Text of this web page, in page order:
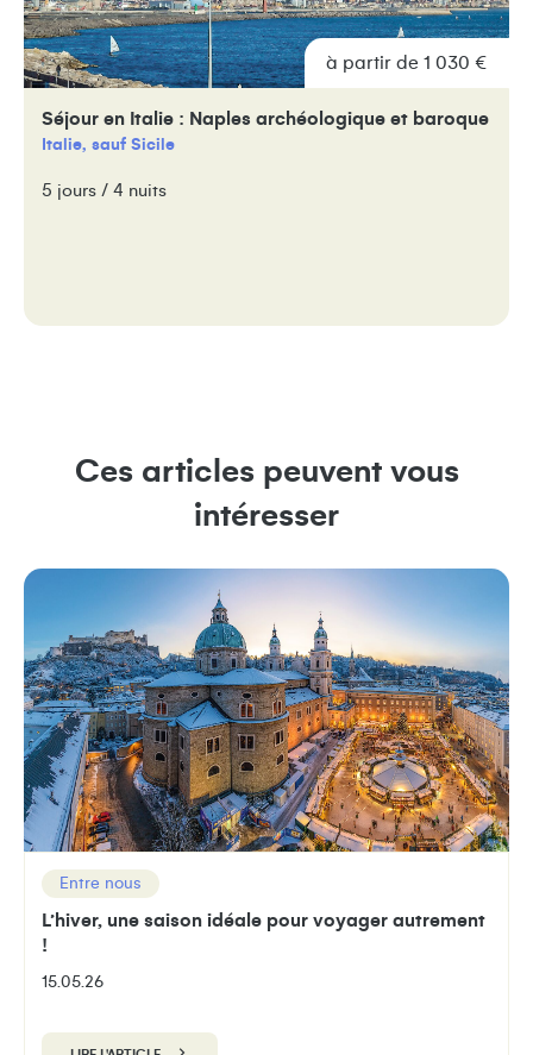
à partir de 1 030 €
Séjour en Italie : Naples archéologique et baroque
Italie, sauf Sicile
5 jours / 4 nuits
Ces articles peuvent vous
intéresser
Entre nous
L’hiver, une saison idéale pour voyager autrement
!
15.05.26